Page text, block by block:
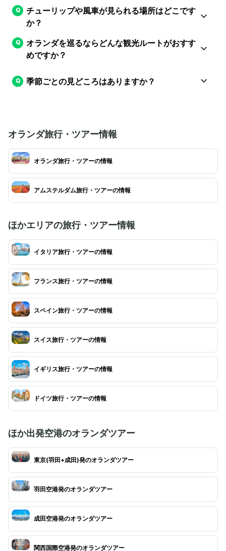
チューリップや風車が見られる場所はどこです
か？
オランダを巡るならどんな観光ルートがおすす
めですか？
季節ごとの見どころはありますか？
オランダ旅行・ツアー情報
オランダ旅行・ツアーの情報
アムステルダム旅行・ツアーの情報
ほかエリアの旅行・ツアー情報
イタリア旅行・ツアーの情報
フランス旅行・ツアーの情報
スペイン旅行・ツアーの情報
スイス旅行・ツアーの情報
イギリス旅行・ツアーの情報
ドイツ旅行・ツアーの情報
ほか出発空港のオランダツアー
東京(羽田+成田)発のオランダツアー
羽田空港発のオランダツアー
成田空港発のオランダツアー
関西国際空港発のオランダツアー